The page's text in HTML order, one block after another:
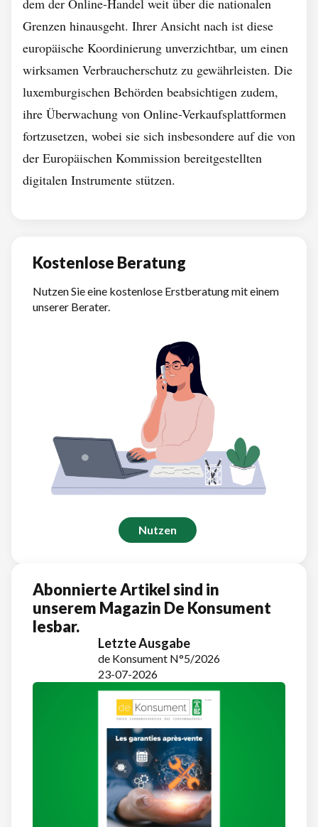
dem der Online-Handel weit über die nationalen
Grenzen hinausgeht. Ihrer Ansicht nach ist diese
europäische Koordinierung unverzichtbar, um einen
wirksamen Verbraucherschutz zu gewährleisten. Die
luxemburgischen Behörden beabsichtigen zudem,
ihre Überwachung von Online-Verkaufsplattformen
fortzusetzen, wobei sie sich insbesondere auf die von
der Europäischen Kommission bereitgestellten
digitalen Instrumente stützen.
Kostenlose Beratung
Nutzen Sie eine kostenlose Erstberatung mit einem
unserer Berater.
Nutzen
Abonnierte Artikel sind in
unserem Magazin De Konsument
lesbar.
Letzte Ausgabe
de Konsument N°5/2026
23-07-2026